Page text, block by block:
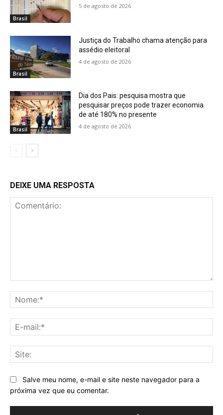
Brasil
5 de agosto de 2026
Brasil
Justiça do Trabalho chama atenção para
assédio eleitoral
4 de agosto de 2026
Brasil
Dia dos Pais: pesquisa mostra que
pesquisar preços pode trazer economia
de até 180% no presente
4 de agosto de 2026
DEIXE UMA RESPOSTA
Salve meu nome, e-mail e site neste navegador para a
próxima vez que eu comentar.